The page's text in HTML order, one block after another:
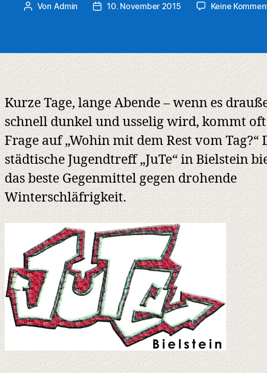
Beitragsautor
Von Admin Veröffentlichungsdatum
10. November 2015 Keine
Kurze Tage, lange Abende – wenn es
schnell dunkel und usselig wird, kommt
Frage auf „Wohin mit dem Rest vom Tag?“
städtische Jugendtreff „JuTe“ in Bielstein
das beste Gegenmittel gegen drohende
Winterschläfrigkeit.